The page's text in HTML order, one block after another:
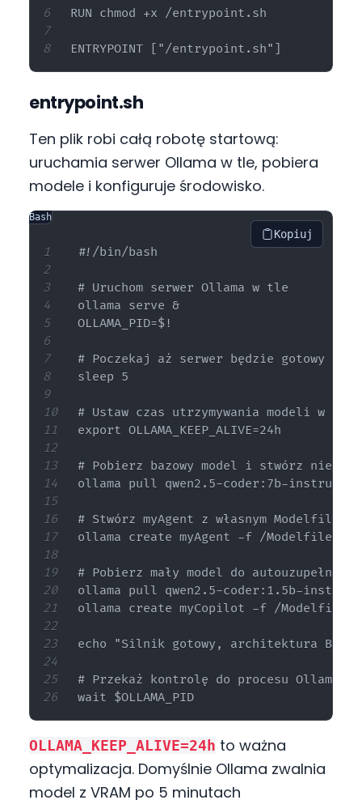
RUN chmod +x /entrypoint.sh
entrypoint.sh
Ten plik robi całą robotę startową:
uruchamia serwer Ollama w tle, pobiera
modele i konfiguruje środowisko.
Bash
Kopiuj
#!/bin/bash
# Uruchom serwer Ollama w tle
ollama serve &
OLLAMA_PID=$!
# Poczekaj aż serwer będzie gotowy
sleep 5
# Ustaw czas utrzymywania modeli w
export OLLAMA_KEEP_ALIVE=24h
# Pobierz bazowy model i stwórz
ollama pull qwen2.5-coder:7b-instruct
# Stwórz myAgent z własnym Modelfile
ollama create myAgent -f /Modelfile
# Pobierz mały model do
ollama pull qwen2.5-coder:1.5b-instruct
ollama create myCopilot -f /Modelfile
echo "Silnik gotowy, architektura
# Przekaż kontrolę do procesu Ollama
OLLAMA_KEEP_ALIVE=24h to ważna
optymalizacja. Domyślnie Ollama zwalnia
model z VRAM po 5 minutach